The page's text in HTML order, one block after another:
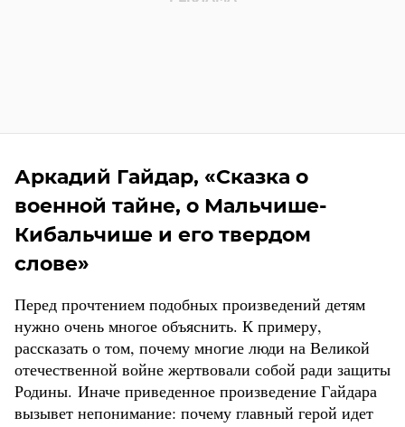
Аркадий Гайдар, «Сказка о
военной тайне, о Мальчише-
Кибальчише и его твердом
слове»
Перед прочтением подобных произведений детям
нужно очень многое объяснить. К примеру,
рассказать о том, почему многие люди на Великой
отечественной войне жертвовали собой ради защиты
Родины. Иначе приведенное произведение Гайдара
вызывет непонимание: почему главный герой идет